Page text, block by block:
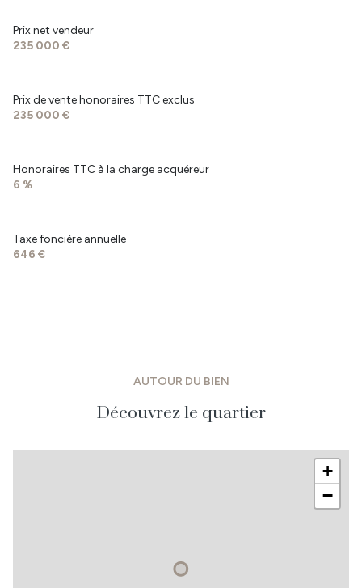
garage
Prix net vendeur
235 000 €
Prix de vente honoraires TTC exclus
235 000 €
Honoraires TTC à la charge acquéreur
6 %
Taxe foncière annuelle
646 €
AUTOUR DU BIEN
Découvrez le quartier
+
−